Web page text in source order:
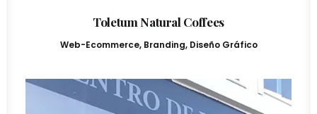
Toletum Natural Coffees
Web-Ecommerce, Branding, Diseño Gráfico